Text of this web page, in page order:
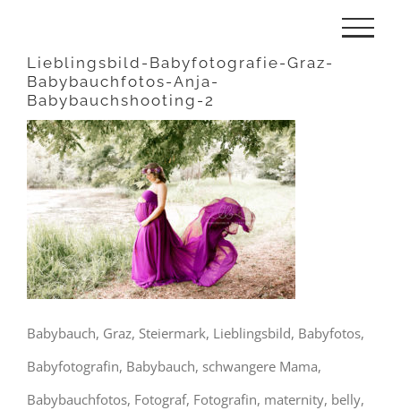
springen
Lieblingsbild-Babyfotografie-Graz-
Babybauchfotos-Anja-
Babybauchshooting-2
Babybauch, Graz, Steiermark, Lieblingsbild, Babyfotos,
Babyfotografin, Babybauch, schwangere Mama,
Babybauchfotos, Fotograf, Fotografin, maternity, belly,